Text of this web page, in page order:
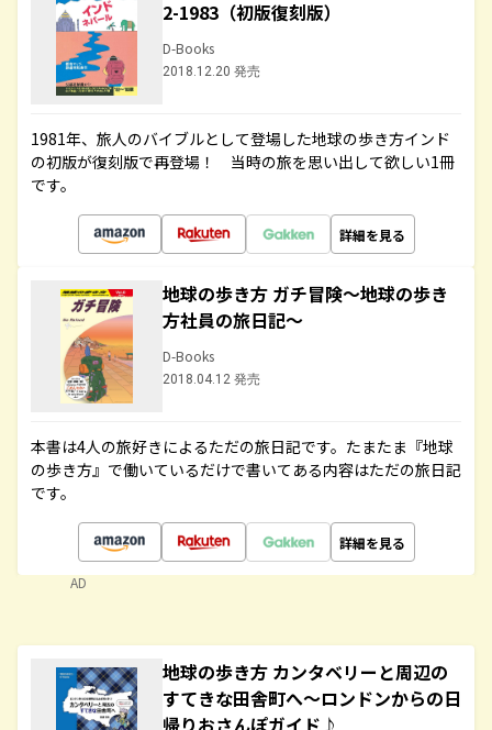
2-1983（初版復刻版）
D-Books
2018.12.20 発売
1981年、旅人のバイブルとして登場した地球の歩き方インド
の初版が復刻版で再登場！ 当時の旅を思い出して欲しい1冊
です。
詳細を見る
地球の歩き方 ガチ冒険～地球の歩き
方社員の旅日記～
D-Books
2018.04.12 発売
本書は4人の旅好きによるただの旅日記です。たまたま『地球
の歩き方』で働いているだけで書いてある内容はただの旅日記
です。
詳細を見る
AD
地球の歩き方 カンタベリーと周辺の
すてきな田舎町へ～ロンドンからの日
帰りおさんぽガイド♪